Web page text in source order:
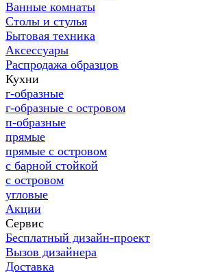
Ванные комнаты
Столы и стулья
Бытовая техника
Аксессуары
Распродажа образцов
Кухни
г-образные
г-образные с островом
п-образные
прямые
прямые с островом
с барной стойкой
с островом
угловые
Акции
Сервис
Бесплатный дизайн-проект
Вызов дизайнера
Доставка